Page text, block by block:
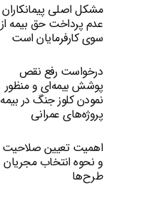
مشکل اصلی پیمانکاران
عدم پرداخت حق بیمه از
سوی کارفرمایان است
درخواست رفع نقص
پوشش بیمه‌ای و منظور
نمودن کلوز جنگ در بیمه
پروژه‌های عمرانی
اهمیت تعیین صلاحیت
و نحوه انتخاب مجریان
طرح‌ها